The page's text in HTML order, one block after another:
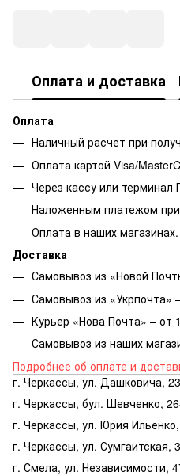
Оплата и доставка
Оплата
Наличный расчет при
Оплата картой Visa/
Через кассу или терминал
Наложенным платежом
Оплата в наших магазинах.
Доставка
Самовывоз из «Новой
Самовывоз из «Укрпочта»
Курьер «Нова Почта» – от
Самовывоз из наших
Подробнее об оплате и
г. Черкассы, ул. Дашковича, 23
г. Черкассы, бул. Шевченко,
г. Черкассы, ул. Юрия
г. Черкассы, ул. Сумгаитская,
г. Смела, ул. Независимости,